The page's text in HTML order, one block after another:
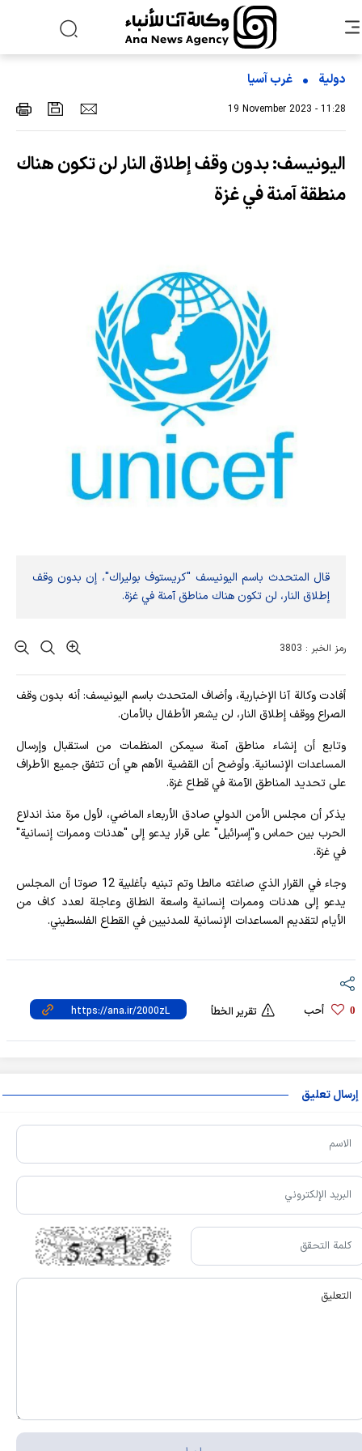
دولية غرب آسیا
19 November 2023 - 11:28
اليونيسف: بدون وقف إطلاق النار لن تكون هناك
منطقة آمنة في غزة
قال المتحدث باسم اليونيسف "كريستوف بوليراك"، إن بدون وقف
إطلاق النار، لن تكون هناك مناطق آمنة في غزة.
رمز الخبر : 3803
أفادت وکالة آنا الإخباریة، وأضاف المتحدث باسم اليونيسف: أنه بدون وقف
الصراع ووقف إطلاق النار، لن يشعر الأطفال بالأمان.
وتابع أن إنشاء مناطق آمنة سيمكن المنظمات من استقبال وإرسال
المساعدات الإنسانية. وأوضح أن القضية الأهم هي أن تتفق جميع الأطراف
على تحديد المناطق الآمنة في قطاع غزة.
يذكر أن مجلس الأمن الدولي صادق الأربعاء الماضي، لأول مرة منذ اندلاع
الحرب بين حماس و"إسرائيل" على قرار يدعو إلى "هدنات وممرات إنسانية"
في غزة.
وجاء في القرار الذي صاغته مالطا وتم تبنيه بأغلبية 12 صوتا أن المجلس
يدعو إلى هدنات وممرات إنسانية واسعة النطاق وعاجلة لعدد كاف من
الأيام لتقديم المساعدات الإنسانية للمدنيين في القطاع الفلسطيني.
0 أحب تقرير الخطأ
إرسال تعليق